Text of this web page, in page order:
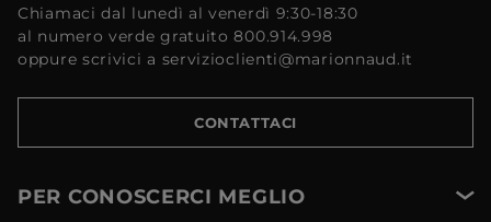
Chiamaci dal lunedì al venerdì 9:30-18:30
al numero verde gratuito 800.914.998
oppure scrivici a servizioclienti@marionnaud.it
CONTATTACI
PER CONOSCERCI MEGLIO